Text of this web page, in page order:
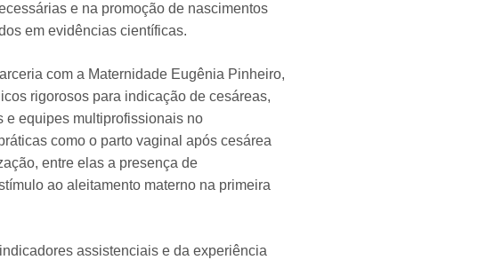
e na promoção de nascimentos
em evidências científicas.
com a Maternidade Eugênia Pinheiro,
rigorosos para indicação de cesáreas,
e equipes multiprofissionais no
como o parto vaginal após cesárea
entre elas a presença de
ao aleitamento materno na primeira
assistenciais e da experiência